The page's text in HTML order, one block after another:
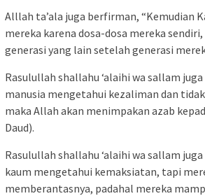
Alllah ta’ala juga berfirman, “Kemudian
mereka karena dosa-dosa mereka
generasi yang lain setelah generasi
Rasulullah shallahu ‘alaihi wa sallam juga
manusia mengetahui kezaliman dan
maka Allah akan menimpakan azab
Daud).
Rasulullah shallahu ‘alaihi wa sallam
kaum mengetahui kemaksiatan, tapi
memberantasnya, padahal mereka